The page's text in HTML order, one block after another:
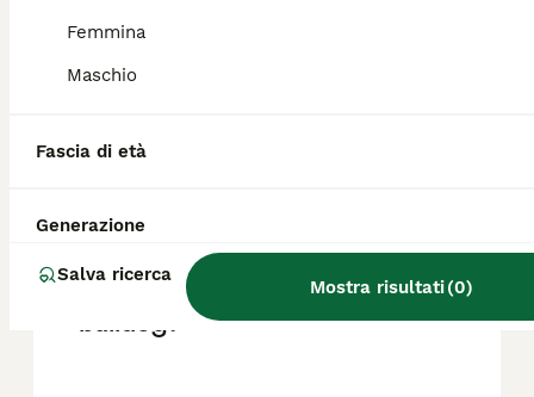
Femmina
Maschio
Fascia di età
Generazione
Salva ricerca
Mostra risultati(0)
Qual è il Bulldog più bello?
Quanto costa mantenere un
bulldog?